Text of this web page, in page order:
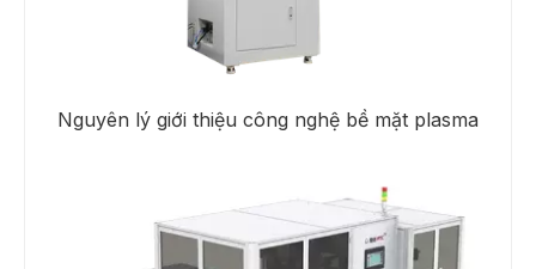
Nguyên lý giới thiệu công nghệ bề mặt plasma